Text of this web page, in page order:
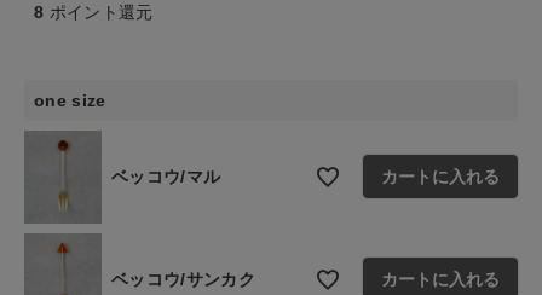
全ての商品
特集
ご利用ガイド
お問い合わせ
ショップリスト
8 ポイント還元
one size
ベッコウ/マル カートに入れる
ベッコウ/サンカク カートに入れる